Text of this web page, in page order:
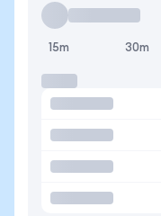
15m 30m